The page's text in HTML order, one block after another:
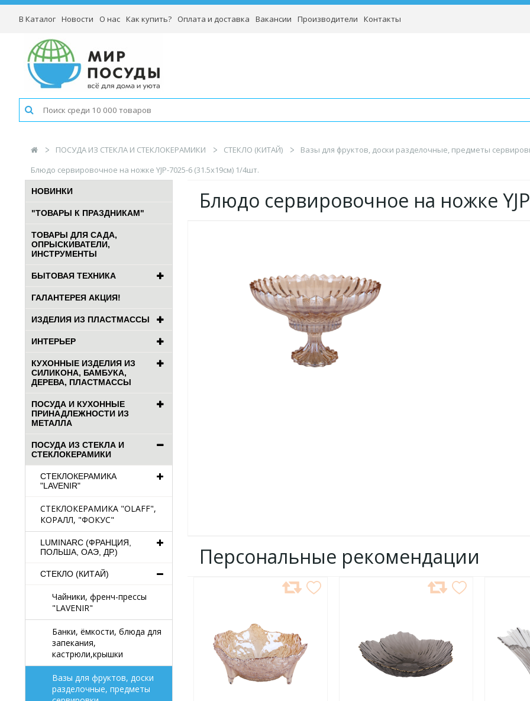
В Каталог Новости О нас Как купить? Оплата и доставка Вакансии Производители Контакты
ПОСУДА ИЗ СТЕКЛА И СТЕКЛОКЕРАМИКИ СТЕКЛО (КИТАЙ)
Вазы для фруктов, доски разделочные, предметы
Блюдо сервировочное на ножке YJP-7025-6 (31.5х19см) 1/4шт.
НОВИНКИ
"ТОВАРЫ К ПРАЗДНИКАМ"
ТОВАРЫ ДЛЯ САДА,
ОПРЫСКИВАТЕЛИ,
ИНСТРУМЕНТЫ
БЫТОВАЯ ТЕХНИКА
ГАЛАНТЕРЕЯ АКЦИЯ!
ИЗДЕЛИЯ ИЗ ПЛАСТМАССЫ
ИНТЕРЬЕР
КУХОННЫЕ ИЗДЕЛИЯ ИЗ
СИЛИКОНА, БАМБУКА,
ДЕРЕВА, ПЛАСТМАССЫ
ПОСУДА И КУХОННЫЕ
ПРИНАДЛЕЖНОСТИ ИЗ
МЕТАЛЛА
ПОСУДА ИЗ СТЕКЛА И
СТЕКЛОКЕРАМИКИ
СТЕКЛОКЕРАМИКА
"LAVENIR"
СТЕКЛОКЕРАМИКА "OLAFF",
КОРАЛЛ, "ФОКУС"
LUMINARC (ФРАНЦИЯ,
ПОЛЬША, ОАЭ, ДР.)
СТЕКЛО (КИТАЙ)
Чайники, френч-прессы
"LAVENIR"
Банки, ёмкости, блюда для
запекания,
кастрюли,крышки
Вазы для фруктов, доски
разделочные, предметы
Блюдо сервировочное на ножке
Персональные рекомендации